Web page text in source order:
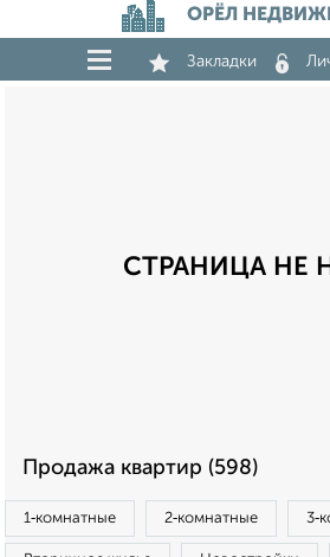
ОРЁЛ
Закладки
СТРАНИЦА НЕ
Продажа квартир (598)
1‑комнатные 2‑комнатные